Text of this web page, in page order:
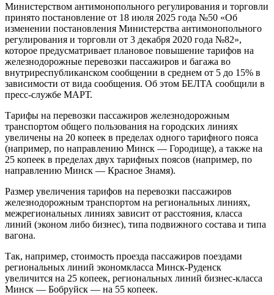
Министерством антимонопольного регулирования и торговли
принято постановление от 18 июля 2025 года №50 «Об
изменении постановления Министерства антимонопольного
регулирования и торговли от 3 декабря 2020 года №82»,
которое предусматривает плановое повышение тарифов на
железнодорожные перевозки пассажиров и багажа во
внутриреспубликанском сообщении в среднем от 5 до 15% в
зависимости от вида сообщения. Об этом БЕЛТА сообщили в
пресс-службе МАРТ.
Тарифы на перевозки пассажиров железнодорожным
транспортом общего пользования на городских линиях
увеличены на 20 копеек в пределах одного тарифного пояса
(например, по направлению Минск — Городище), а также на
25 копеек в пределах двух тарифных поясов (например, по
направлению Минск — Красное Знамя).
Размер увеличения тарифов на перевозки пассажиров
железнодорожным транспортом на региональных линиях,
межрегиональных линиях зависит от расстояния, класса
линий (эконом либо бизнес), типа подвижного состава и типа
вагона.
Так, например, стоимость проезда пассажиров поездами
региональных линий экономкласса Минск-Руденск
увеличится на 25 копеек, региональных линий бизнес-класса
Минск — Бобруйск — на 55 копеек.